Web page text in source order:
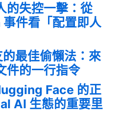
的失控一擊：從
件看「配置即人
最佳偷懶法：來
件的一行指令
Face 的正
AI 生態的重要里